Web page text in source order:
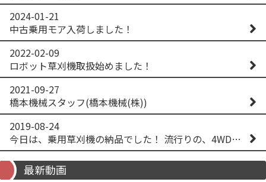
2024-01-21
中古乗用モア入荷しました！
2022-02-09
ロボット草刈機取扱始めました！
2021-09-27
橋本機械スタッフ(橋本機械(株))
2019-08-24
今日は、乗用草刈機の納品でした！ 流行りの、4WD！ #イセキアグリ #オーレック #四駆 #増税間近
最新動画